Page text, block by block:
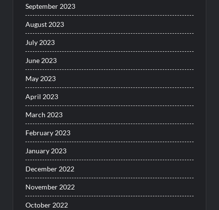
September 2023
August 2023
July 2023
June 2023
May 2023
April 2023
March 2023
February 2023
January 2023
December 2022
November 2022
October 2022